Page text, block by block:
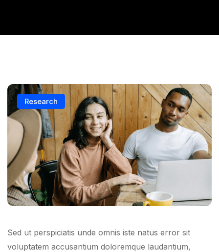
Research
Sed ut perspiciatis unde omnis iste natus error sit
voluptatem accusantium doloremque laudantium,